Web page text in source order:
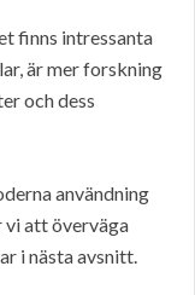
finns intressanta
är mer forskning
och dess
användning
vi att överväga
i nästa avsnitt.